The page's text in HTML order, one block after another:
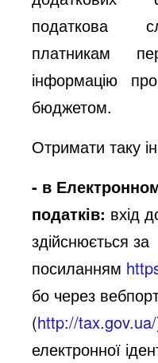
податкова
платникам
інформацію
бюджетом.
Отримати таку
- в
податків: вхід
здійснюється за
посиланням
бо через
(http://tax.gov.ua/
електронної